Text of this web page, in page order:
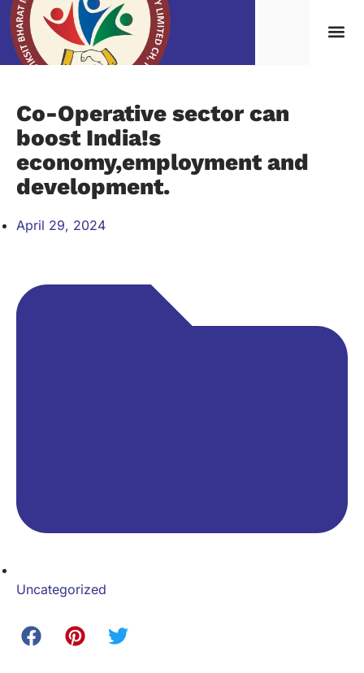
Co-Operative sector can
boost India!s
economy,employment and
development.
April 29, 2024
Uncategorized